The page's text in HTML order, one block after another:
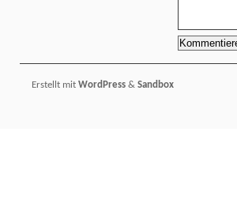
Erstellt mit WordPress & Sandbox